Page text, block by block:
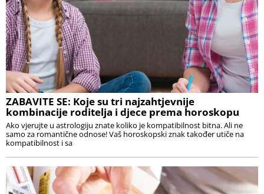
ZABAVITE SE: Koje su tri najzahtjevnije
kombinacije roditelja i djece prema horoskopu
Ako vjerujte u astrologiju znate koliko je kompatibilnost bitna. Ali ne
samo za romantične odnose! Vaš horoskopski znak također utiče na
kompatibilnost i sa